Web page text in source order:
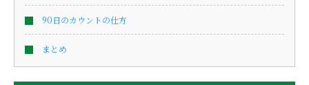
90日のカウントの仕方
まとめ